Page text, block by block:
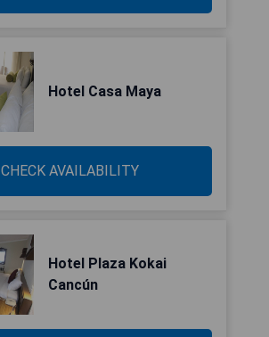
Hotel Casa Maya
CHECK AVAILABILITY
Hotel Plaza Kokai
Cancún